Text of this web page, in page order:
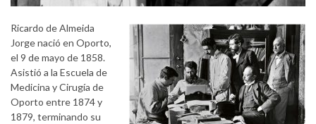
Ricardo de Almeida
Jorge nació en Oporto,
el 9 de mayo de 1858.
Asistió a la Escuela de
Medicina y Cirugía de
Oporto entre 1874 y
1879, terminando su